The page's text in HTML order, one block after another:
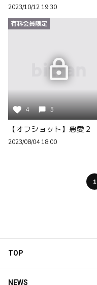
2023/10/12 19:30
有料会員限定
4 5
【オフショット】悪愛２
2023/08/04 18:00
1
TOP
NEWS